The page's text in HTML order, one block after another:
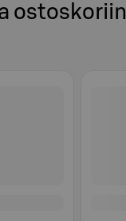
ostoskoriin